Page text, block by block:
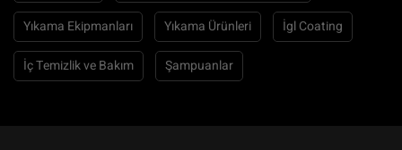
Yıkama Ekipmanları Yıkama Ürünleri İgl Coating
İç Temizlik ve Bakım Şampuanlar